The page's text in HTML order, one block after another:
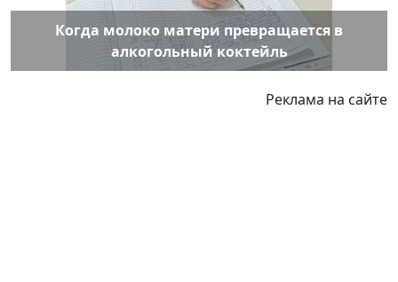
Когда молоко матери превращается в
алкогольный коктейль
Реклама на сайте